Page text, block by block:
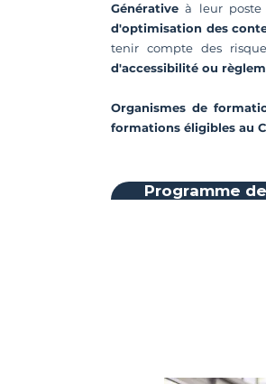
Générativeà leur poste
d'optimisation des
tenir compte des
d'accessibilité ou
Organismes de
formations éligibles au
Programme